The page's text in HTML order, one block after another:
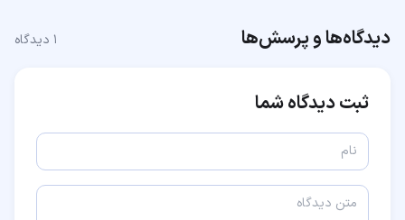
دیدگاه‌ها و پرسش‌ها ۱ دیدگاه
ثبت دیدگاه شما